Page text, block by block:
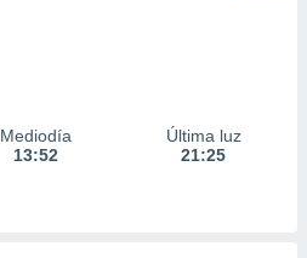
Mediodía
13:52
Última luz
21:25